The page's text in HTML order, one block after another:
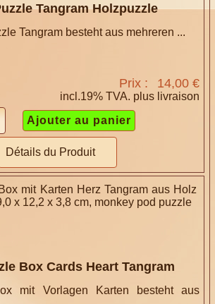
Tangram Holzpuzzle
Tangram besteht aus mehreren ...
Prix : 14,00 €
incl.19% TVA. plus livraison
Détails du Produit
Box Cards Heart Tangram
mit Vorlagen Karten besteht aus